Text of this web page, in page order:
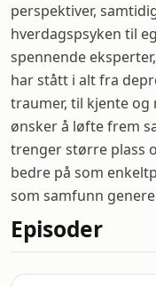
perspektiver,
hverdagspsyken til
spennende
har stått i alt fra
traumer, til kjente og
ønsker å løfte frem
trenger større plass
bedre på som
som samfunn
Episoder